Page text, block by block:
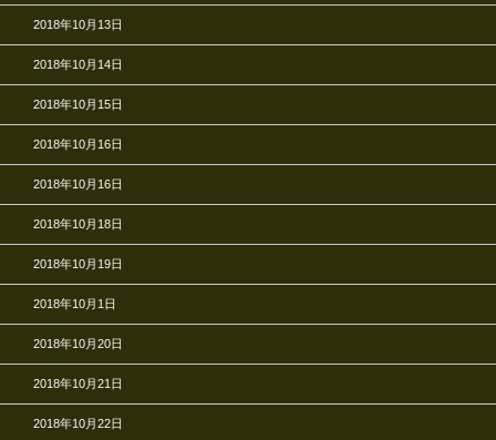
2018年10月13日
2018年10月14日
2018年10月15日
2018年10月16日
2018年10月16日
2018年10月18日
2018年10月19日
2018年10月1日
2018年10月20日
2018年10月21日
2018年10月22日